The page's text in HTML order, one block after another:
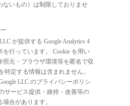
ないもの）は制限しておりませ
ー
が提供する Google Analytics 4
を行っています。 Cookie を用い
照元・ブラウザ環境等を匿名で収
特定する情報は含まれません。
LLC のプライバシーポリシ
サービス提供・維持・改善等の
合があります。